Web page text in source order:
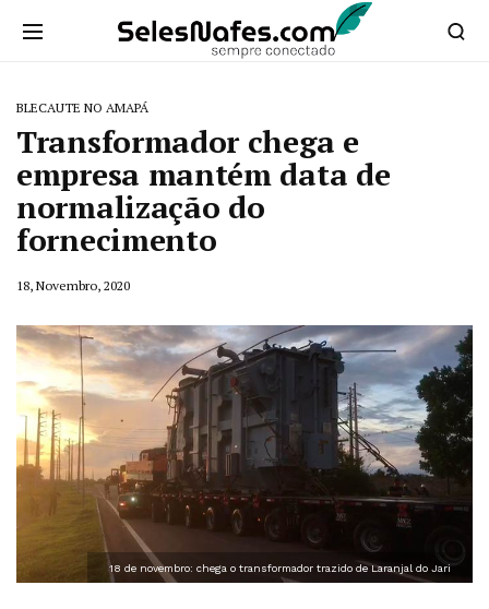
BLECAUTE NO AMAPÁ
Transformador chega e
empresa mantém data de
normalização do
fornecimento
18, Novembro, 2020
18 de novembro: chega o transformador trazido de Laranjal do Jari